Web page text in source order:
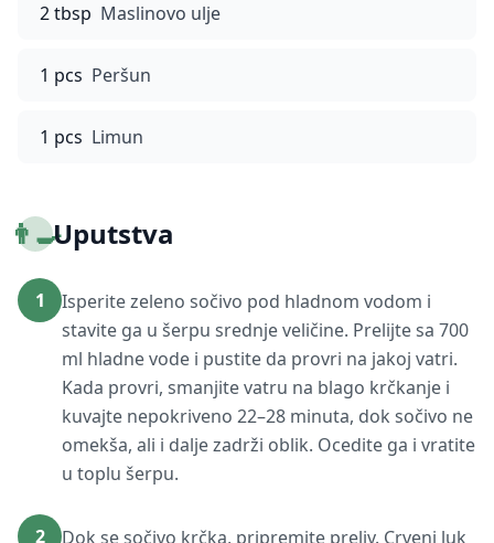
2 tbsp Maslinovo ulje
1 pcs Peršun
1 pcs Limun
👨‍🍳Uputstva
1
Isperite zeleno sočivo pod hladnom vodom i
stavite ga u šerpu srednje veličine. Prelijte sa 700
ml hladne vode i pustite da provri na jakoj vatri.
Kada provri, smanjite vatru na blago krčkanje i
kuvajte nepokriveno 22–28 minuta, dok sočivo ne
omekša, ali i dalje zadrži oblik. Ocedite ga i vratite
u toplu šerpu.
2 Dok se sočivo krčka, pripremite preliv. Crveni luk